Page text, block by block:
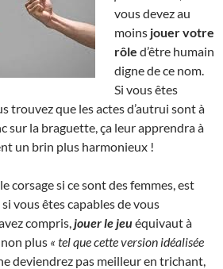
vous devez au
moins jouer votre
rôle d’être humain
digne de ce nom.
Si vous êtes
trouvez que les actes d’autrui sont à
sur la braguette, ça leur apprendra à
un brin plus harmonieux !
corsage si ce sont des femmes, est
vous êtes capables de vous
compris, jouer le jeuéquivaut à
plus « tel que cette version idéalisée
deviendrez pas meilleur en trichant,